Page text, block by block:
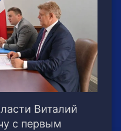
Виталий
с первым